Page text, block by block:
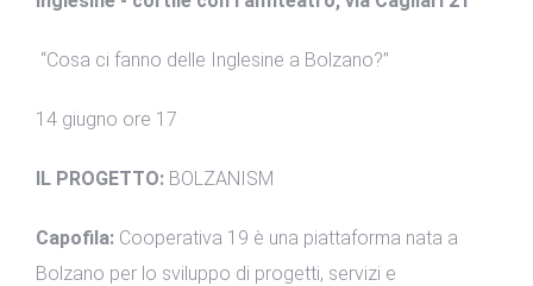
“Cosa ci fanno delle Inglesine a Bolzano?”
14 giugno ore 17
IL PROGETTO: BOLZANISM
Capofila: Cooperativa 19 è una piattaforma nata a
Bolzano per lo sviluppo di progetti, servizi e